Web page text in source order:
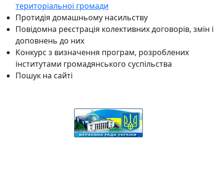
територіальної громади
Протидія домашньому насильству
Повідомна реєстрація колективних договорів, змін і
доповнень до них
Конкурс з визначення програм, розроблених
інститутами громадянського суспільства
Пошук на сайті